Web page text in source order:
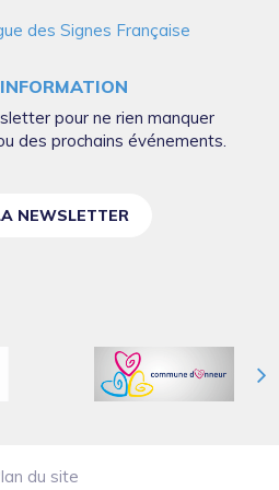
des Signes Française
pour ne rien manquer
des prochains événements.
NEWSLETTER
du site